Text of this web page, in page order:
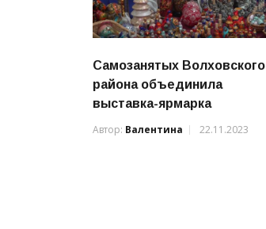
Самозанятых Волховского
района объединила
выставка-ярмарка
Автор: Валентина 22.11.2023